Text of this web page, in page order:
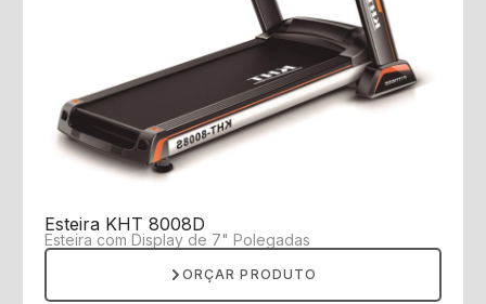
Esteira KHT 8008D
Esteira com Display de 7" Polegadas
ORÇAR PRODUTO